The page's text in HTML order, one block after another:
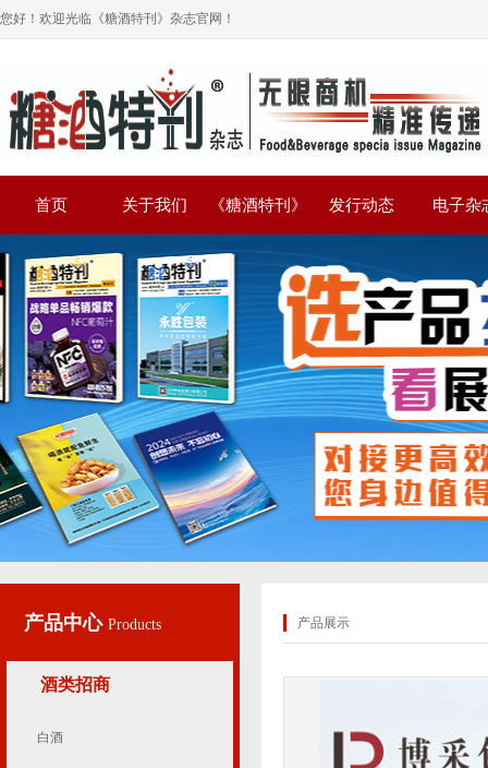
您好！欢迎光临《糖酒特刊》杂志官网！
首页 关于我们 《糖酒特刊》 发行动态 电子杂
产品中心 Products
酒类招商
白酒
产品展示